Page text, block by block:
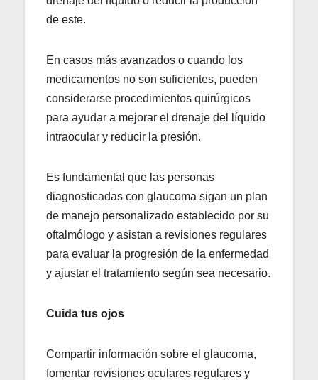
de este.
En casos más avanzados o cuando los
medicamentos no son suficientes, pueden
considerarse procedimientos quirúrgicos
para ayudar a mejorar el drenaje del líquido
intraocular y reducir la presión.
Es fundamental que las personas
diagnosticadas con glaucoma sigan un plan
de manejo personalizado establecido por su
oftalmólogo y asistan a revisiones regulares
para evaluar la progresión de la enfermedad
y ajustar el tratamiento según sea necesario.
Cuida tus ojos
Compartir información sobre el glaucoma,
fomentar revisiones oculares regulares y